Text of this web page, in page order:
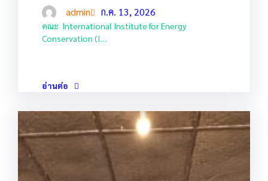
admin ก.ค. 13, 2026
คณะ International Institute for Energy
Conservation (I…
อ่านต่อ